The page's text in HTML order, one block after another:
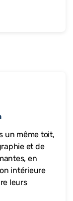
un même toit,
et de
en
intérieure
leurs